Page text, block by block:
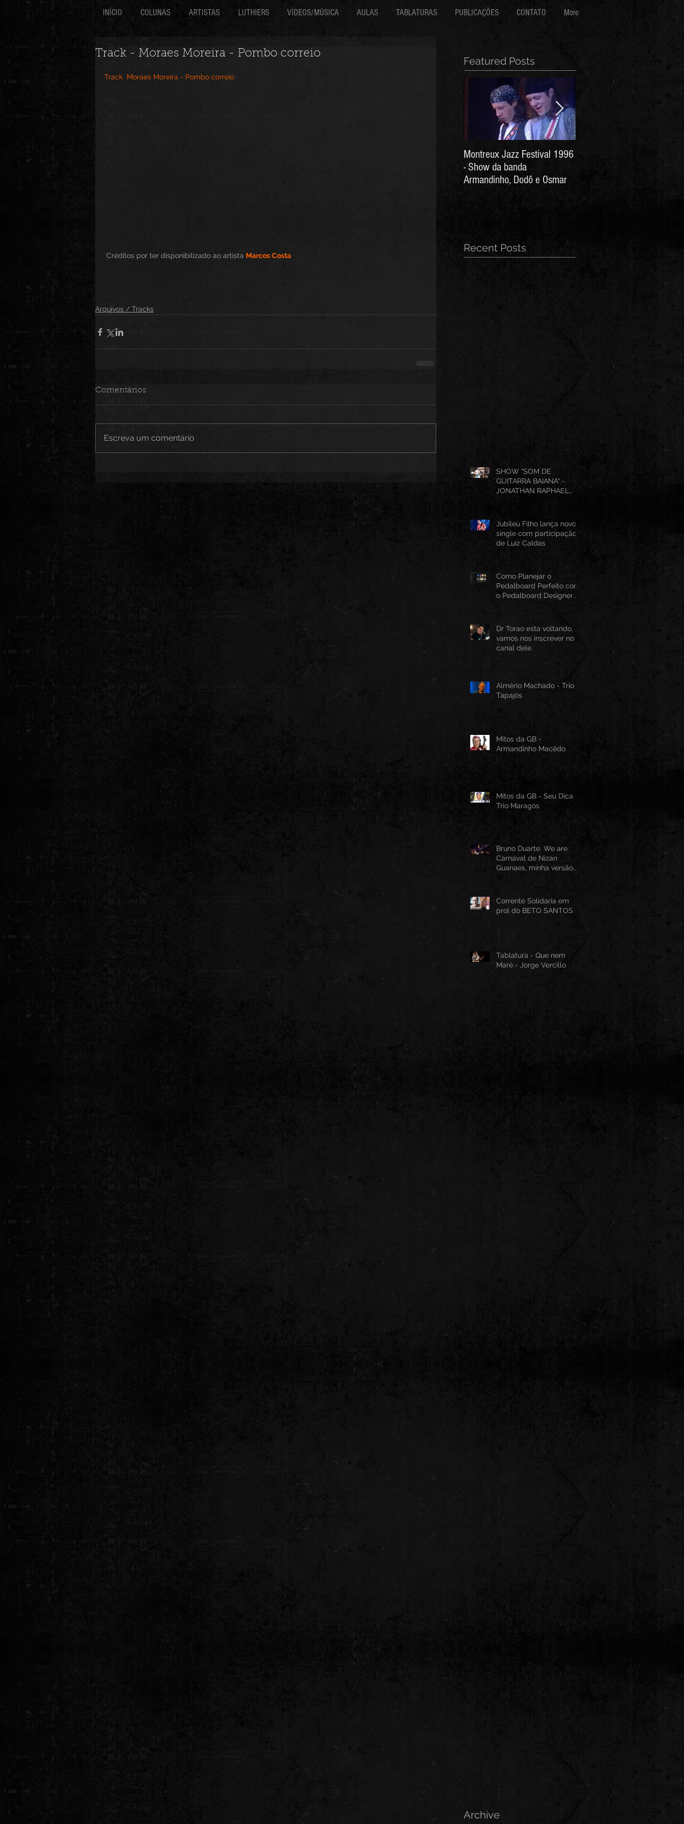
INÍCIO COLUNAS ARTISTAS LUTHIERS VÍDEOS/MÚSICA AULAS TABLATURAS PUBLICAÇÕES CONTATO More
Track - Moraes Moreira - Pombo correio
Track  Moraes Moreira - Pombo correio
Créditos por ter disponibilizado ao artista Marcos Costa
Arquivos / Tracks
Comentários
Escreva um comentário
Featured Posts
Montreux Jazz Festival 1996
- Show da banda
Armandinho, Dodô e Osmar
Stress - Hino ao Senhor do
Recent Posts
SHOW "SOM DE
GUITARRA BAIANA" -
JONATHAN RAPHAEL
Jubileu Filho lança novo
single com participação
de Luiz Caldas
Como Planejar o
Pedalboard Perfeito com
o Pedalboard Designer
Dr Torao esta voltando,
vamos nos inscrever no
canal dele.
Almério Machado - Trio
Tapajós
Mitos da GB -
Armandinho Macêdo
Mitos da GB - Seu Dica -
Trio Maragós
Bruno Duarte: We are
Carnaval de Nizan
Guanaes, minha versão
Corrente Solidária em
prol do BETO SANTOS
Tablatura - Que nem
Maré - Jorge Vercillo
Archive